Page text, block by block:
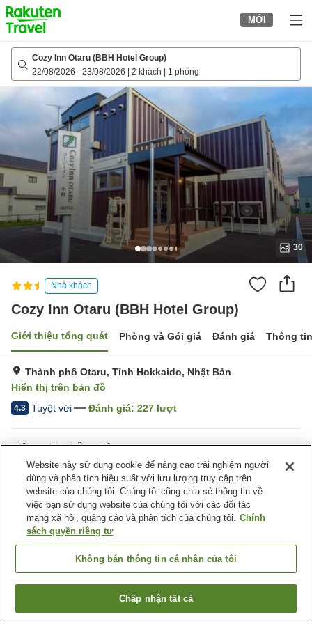
to
top
page
MỚI
Cozy Inn Otaru (BBH Hotel Group)
22/08/2026 - 23/08/2026 2 khách 1 phòng
30
Nhà khách
Cozy Inn Otaru (BBH Hotel Group)
Giới thiệu tổng quát Phòng và Gói giá Đánh giá Thông
Thành phố Otaru, Tỉnh Hokkaido, Nhật Bản
Hiển thị trên bản đồ
4.3 Tuyệt vời Đánh giá: 227 lượt
Tiện nghi chỗ nghỉ
Wi-Fi
Hoàn toàn không hút thuốc
Khu hút thuốc riêng
Máy bán hàng tự động
Trang chủ Nhật Bản Tỉnh Hokkaido
Thành phố Otaru
Cozy Inn Otaru (BBH Hotel Group)
Tìm phòng trống
Website này sử dụng cookie để nâng cao trải nghiệm người
dùng và phân tích hiệu suất với lưu lượng truy cập trên
website của chúng tôi. Chúng tôi cũng chia sẻ thông tin về
việc bạn sử dụng website của chúng tôi với các đối tác
mạng xã hội, quảng cáo và phân tích của chúng tôi. Chính
sách quyền riêng tư
Không bán thông tin cá nhân của tôi
Chấp nhận tất cả